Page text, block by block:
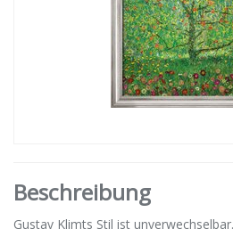
Beschreibung
Gustav Klimts Stil ist